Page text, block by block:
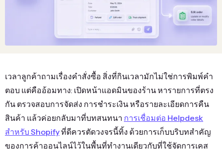
เวลาลูกค้าถามเรื่องคำสั่งซื้อ สิ่งที่กินเวลามักไม่ใช่การพิมพ์คำ
ตอบ แต่คืออ้อมทาง: เปิดหน้าแอดมินของร้าน หารายการที่ตรง
กัน ตรวจสอบการจัดส่ง การชำระเงิน หรือรายละเอียดการคืน
สินค้า แล้วค่อยกลับมาที่บทสนทนา การเชื่อมต่อ Helpdesk
สำหรับ Shopifyที่ดีควรตัดวงจรนี้ทิ้ง ด้วยการเก็บบริบทสำคัญ
ของการค้าออนไลน์ไว้ในพื้นที่ทำงานเดียวกับที่ใช้จัดการเคส